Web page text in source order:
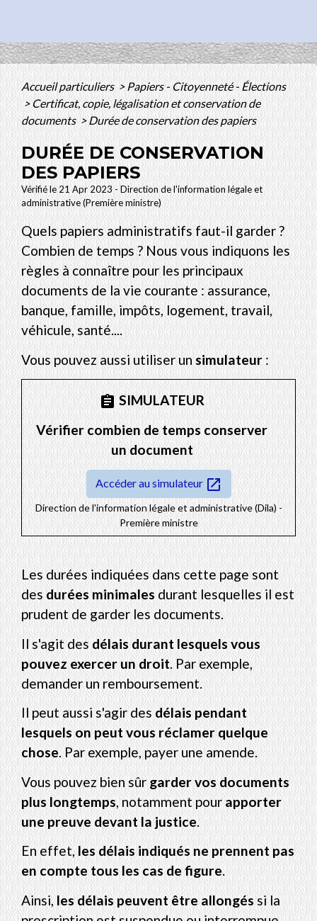
Accueil particuliers>Papiers - Citoyenneté - Élections
>Certificat, copie, légalisation et conservation de
documents >Durée de conservation des papiers
DURÉE DE CONSERVATION
DES PAPIERS
Vérifié le 21 Apr 2023 - Direction de l'information légale et
administrative (Première ministre)
Quels papiers administratifs faut-il garder ?
Combien de temps ? Nous vous indiquons les
règles à connaître pour les principaux
documents de la vie courante : assurance,
banque, famille, impôts, logement, travail,
véhicule, santé....
Vous pouvez aussi utiliser unsimulateur:
assignmentSIMULATEUR
Vérifier combien de temps conserver
un document
Accéder au simulateur open_in_new
Direction de l'information légale et administrative (Dila) -
Première ministre
Les durées indiquées dans cette page sont
desdurées minimalesdurant lesquelles il est
prudent de garder les documents.
Il s'agit desdélais durant lesquels vous
pouvez exercer un droit. Par exemple,
demander un remboursement.
Il peut aussi s'agir desdélais pendant
lesquels on peut vous réclamer quelque
chose. Par exemple, payer une amende.
Vous pouvez bien sûrgarder vos documents
plus longtemps, notamment pourapporter
une preuve devant la justice.
En effet,les délais indiqués ne prennent pas
en compte tous les cas de figure.
Ainsi,les délais peuvent être allongéssi la